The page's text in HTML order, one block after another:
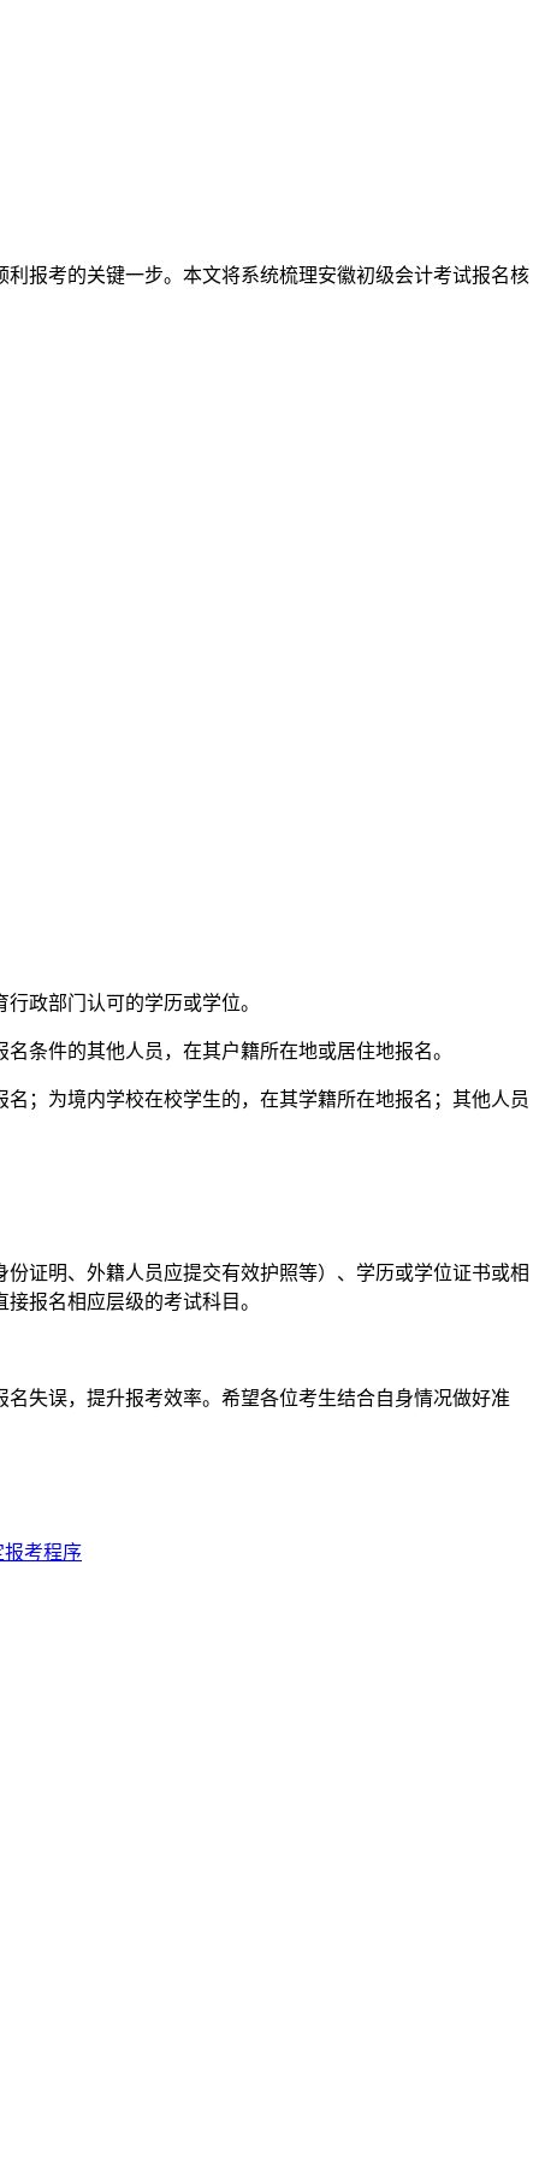
报考的关键一步。本文将系统梳理安徽初级会计考试报名核
政部门认可的学历或学位。
条件的其他人员，在其户籍所在地或居住地报名。
；为境内学校在校学生的，在其学籍所在地报名；其他人员
证明、外籍人员应提交有效护照等）、学历或学位证书或相
报名相应层级的考试科目。
失误，提升报考效率。希望各位考生结合自身情况做好准
报考程序